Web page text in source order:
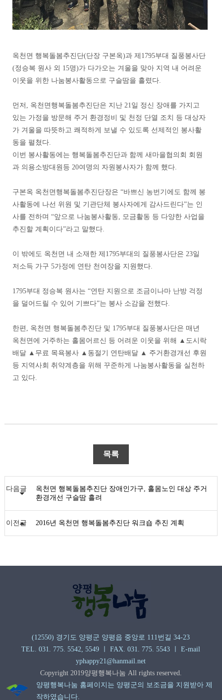
옥천면 행복돌봄추진단(단장 구본옥)과 제1795부대 질풍봉사단
(정승복 원사 외 15명)가 다가오는 겨울을 맞아 지역 내 어려운
이웃을 위한 나눔봉사활동으로 구슬땀을 흘렸다.
먼저, 옥천면행복돌봄추진단은 지난 21일 정신 장애를 가지고
있는 가정을 방문해 주거 환경정비 및 천정 단열 조치 등 대상자
가 겨울을 따뜻하고 쾌적하게 보낼 수 있도록 선제적인 봉사활
동을 펼쳤다.
이번 봉사활동에는 행복돌봄추진단과 함께 새마을협의회 회원
과 의용소방대원등 20여명의 자원봉사자가 함께 했다.
구본옥 옥천면행복돌봄추진단장은 “바쁘신 농번기에도 함께 봉
사활동에 나선 위원 및 기관단체 봉사자에게 감사드린다”는 인
사를 전하며 “앞으로 나눔봉사활동, 모금활동 등 다양한 사업을
추진할 계획이다”라고 말했다.
이 밖에도 옥천면 내 소재한 제1795부대의 질풍봉사단은 23일
저소득 가구 5가정에 연탄 천여장을 지원했다.
1795부대 정승복 원사는 “연탄 지원으로 조금이나마 난방 걱정
을 덜어드릴 수 있어 기쁘다”는 봉사 소감을 전했다.
한편, 옥천면 행복돌봄추진단 및 1795부대 질풍봉사단은 매년
옥천면에 거주하는 홀몸어르신 등 어려운 이웃을 위해 ▲도시락
배달 ▲무료 목욕봉사 ▲동절기 연탄배달 ▲ 주거환경개선 후원
등 지역사회 취약계층을 위해 꾸준하게 나눔봉사활동을 실천하
고 있다.
목록
다음글
옥천면 행복돌봄추진단 장애인가구, 홀몸노인 대상 주거
환경개선 구슬땀 흘려
이전글 2016년 옥천면 행복돌봄추진단 워크숍 추진 계획
(12550) 경기도 양평군 양평읍 중앙로 111번길 34-23
TEL. 031. 775. 5542, 5549 ㅣ FAX. 031. 775. 5543 ㅣ E-mail
yphappy21@hanmail.net
Copyright 2019양평행복나눔 All rights reserved.
양평행복나눔 홈페이지는 양평군의 보조금을 지원받아 제
작하였습니다.